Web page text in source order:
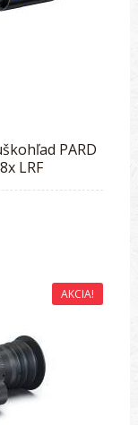
PARD
LRF
AKCIA!